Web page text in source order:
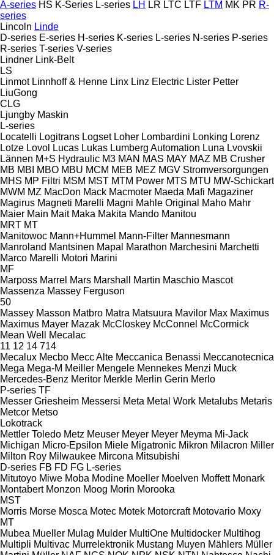
A-series HS K-Series L-series LH LR LTC LTF LTM MK PR R-
series
Lincoln Linde
D-series E-series H-series K-series L-series N-series P-series
R-series T-series V-series
Lindner Link-Belt
LS
Linmot Linnhoff & Henne Linx Linz Electric Lister Petter
LiuGong
CLG
Ljungby Maskin
L-series
Locatelli Logitrans Logset Loher Lombardini Lonking Lorenz
Lotze Lovol Lucas Lukas Lumberg Automation Luna Lvovskii
Lännen M+S Hydraulic M3 MAN MAS MAY MAZ MB Crusher
MB MBI MBO MBU MCM MEB MEZ MGV Stromversorgungen
MHS MP Filtri MSM MST MTM Power MTS MTU MW-Schickart
MWM MZ MacDon Mack Macmoter Maeda Mafi Magaziner
Magirus Magneti Marelli Magni Mahle Original Maho Mahr
Maier Main Mait Maka Makita Mando Manitou
MRT MT
Manitowoc Mann+Hummel Mann-Filter Mannesmann
Manroland Mantsinen Mapal Marathon Marchesini Marchetti
Marco Marelli Motori Marini
MF
Marposs Marrel Mars Marshall Martin Maschio Mascot
Massenza Massey Ferguson
50
Massey Masson Matbro Matra Matsuura Mavilor Max Maximus
Maximus Mayer Mazak McCloskey McConnel McCormick
Mean Well
Mecalac
11 12 14 714
Mecalux Mecbo Mecc Alte Meccanica Benassi Meccanotecnica
Mega Mega-M Meiller Mengele Mennekes Menzi Muck
Mercedes-Benz Meritor Merkle Merlin Gerin Merlo
P-series TF
Messer Griesheim Messersi Meta Metal Work Metalubs Metaris
Metcor Metso
Lokotrack
Mettler Toledo Metz Meuser Meyer Meyer Meyma Mi-Jack
Michigan Micro-Epsilon Miele Migatronic Mikron Milacron Miller
Milton Roy Milwaukee Mircona Mitsubishi
D-series FB FD FG L-series
Mitutoyo Miwe Moba Modine Moeller Moelven Moffett Monark
Montabert Monzon Moog Morin Morooka
MST
Morris Morse Mosca Motec Motek Motorcraft Motovario Moxy
MT
Mubea Mueller Mulag Mulder MultiOne Multidocker Multihog
Multipli Multivac Murrelektronik Mustang Muyen Mählers Müller